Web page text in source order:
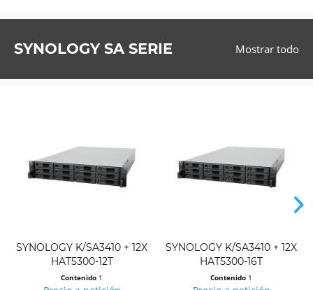
SYNOLOGY SA SERIE Mostrar todo
SYNOLOGY K/SA3410 + 12X
HAT5300-12T
Contenido 1
SYNOLOGY K/SA3410 + 12X
HAT5300-16T
Contenido 1